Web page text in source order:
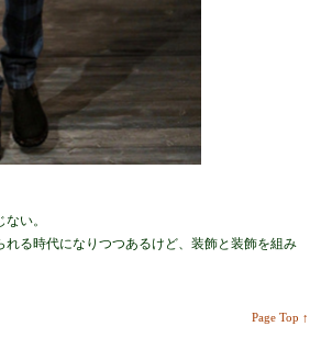
い。
る時代になりつつあるけど、装飾と装飾を組み
Page Top ↑